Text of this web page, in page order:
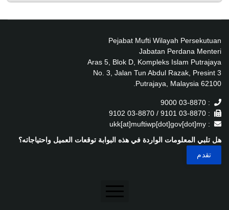
Pejabat Mufti Wilayah Persekutuan
Jabatan Perdana Menteri
Aras 5, Blok D, Kompleks Islam Putrajaya
No. 3, Jalan Tun Abdul Razak, Presint 3
62100 Putrajaya, Malaysia.
: 03-8870 9000
: 03-8870 9101 / 03-8870 9102
: ukk[at]muftiwp[dot]gov[dot]my
هل تلبي المعلومات الواردة في هذه البوابة توقعات العميل واحتياجاته؟